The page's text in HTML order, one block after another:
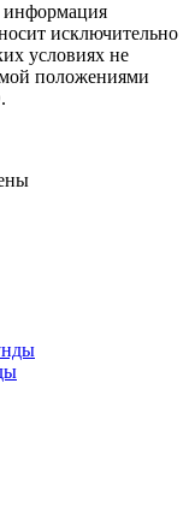
информация
исключительно
условиях не
положениями